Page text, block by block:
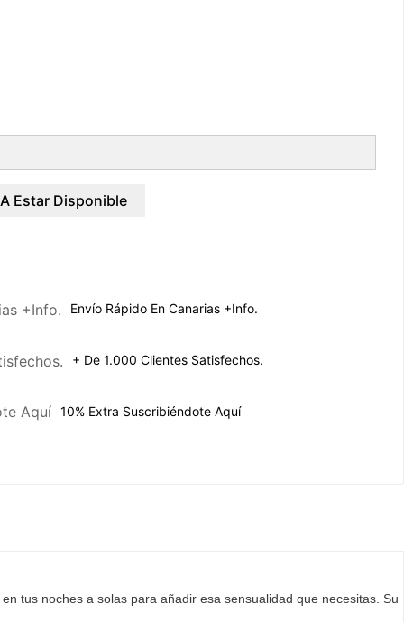
Estar Disponible
Envío Rápido En Canarias +Info.
+ De 1.000 Clientes Satisfechos.
10% Extra Suscribiéndote Aquí
tus noches a solas para añadir esa sensualidad que necesitas. Su